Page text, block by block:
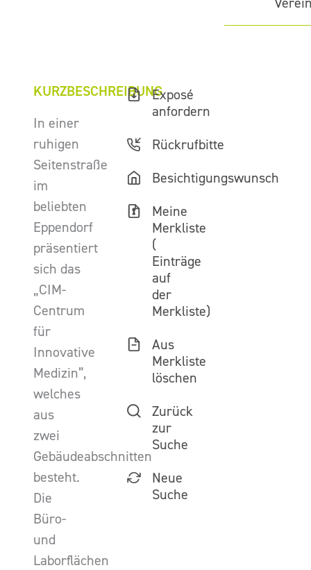
KURZBESCHREIBUNG
In einer
ruhigen
Seitenstraße
im
beliebten
Eppendorf
präsentiert
sich das
„CIM-
Centrum
für
Innovative
Medizin”,
welches
aus
zwei
Gebäudeabschnitten
besteht.
Die
Büro-
und
Laborflächen
Exposé
anfordern
Rückrufbitte
Besichtigungswunsch
Meine
Merkliste
(
Einträge
auf
der
Merkliste)
Aus
Merkliste
löschen
Zurück
zur
Suche
Neue
Suche